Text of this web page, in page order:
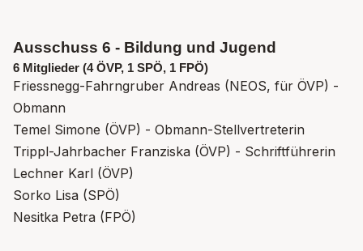
Ausschuss 6 - Bildung und Jugend
6 Mitglieder (4 ÖVP, 1 SPÖ, 1 FPÖ)
Friessnegg-Fahrngruber Andreas (NEOS, für ÖVP) -
Obmann
Temel Simone (ÖVP) - Obmann-Stellvertreterin
Trippl-Jahrbacher Franziska (ÖVP) - Schriftführerin
Lechner Karl (ÖVP)
Sorko Lisa (SPÖ)
Nesitka Petra (FPÖ)